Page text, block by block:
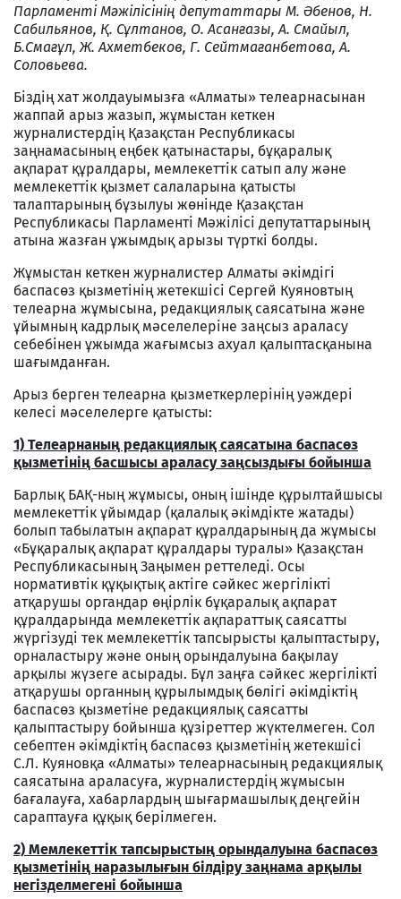
Парламенті Мәжілісінің депутаттары М. Әбенов, Н.
Сабильянов, Қ. Сұлтанов, О. Асанғазы, А. Смайыл,
Б.Смағұл, Ж. Ахметбеков, Г. Сейтмағанбетова, А.
Соловьева.
Біздің хат жолдауымызға «Алматы» телеарнасынан
жаппай арыз жазып, жұмыстан кеткен
журналистердің Қазақстан Республикасы
заңнамасының еңбек қатынастары, бұқаралық
ақпарат құралдары, мемлекеттік сатып алу және
мемлекеттік қызмет салаларына қатысты
талаптарының бұзылуы жөнінде Қазақстан
Республикасы Парламенті Мәжілісі депутаттарының
атына жазған ұжымдық арызы түрткі болды.
Жұмыстан кеткен журналистер Алматы әкімдігі
баспасөз қызметінің жетекшісі Сергей Куяновтың
телеарна жұмысына, редакциялық саясатына және
ұйымның кадрлық мәселелеріне заңсыз араласу
себебінен ұжымда жағымсыз ахуал қалыптасқанына
шағымданған.
Арыз берген телеарна қызметкерлерінің уәждері
келесі мәселелерге қатысты:
1) Телеарнаның редакциялық саясатына баспасөз
қызметінің басшысы араласу заңсыздығы бойынша
Барлық БАҚ-ның жұмысы, оның ішінде құрылтайшысы
мемлекеттік ұйымдар (қалалық әкімдікте жатады)
болып табылатын ақпарат құралдарының да жұмысы
«Бұқаралық ақпарат құралдары туралы» Қазақстан
Республикасының Заңымен реттеледі. Осы
нормативтік құқықтық актіге сәйкес жергілікті
атқарушы органдар өңірлік бұқаралық ақпарат
құралдарында мемлекеттік ақпараттық саясатты
жүргізуді тек мемлекеттік тапсырысты қалыптастыру,
орналастыру және оның орындалуына бақылау
арқылы жүзеге асырады. Бұл заңға сәйкес жергілікті
атқарушы органның құрылымдық бөлігі әкімдіктің
баспасөз қызметіне редакциялық саясатты
қалыптастыру бойынша құзіреттер жүктелмеген. Сол
себептен әкімдіктің баспасөз қызметінің жетекшісі
С.Л. Куяновқа «Алматы» телеарнасының редакциялық
саясатына араласуға, журналистердің жұмысын
бағалауға, хабарлардың шығармашылық деңгейін
сараптауға құқық берілмеген.
2) Мемлекеттік тапсырыстың орындалуына баспасөз
қызметінің наразылығын білдіру заңнама арқылы
негізделмегені бойынша